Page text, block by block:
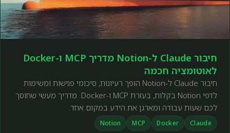
חיבור Claude ל-Notion מדריך MCP ו-Docker
לאוטומציה חכמה
חיבור Claude ל-Notion הופך רעיונות, סיכומי פגישות ומשימות
לדפי Notion בקלות, בעזרת MCP ו-Docker. מדריך מעשי שחוסך
לכם שעות עבודה ומארגן את הידע במקום אחד.
Claude
Docker
MCP
Notion